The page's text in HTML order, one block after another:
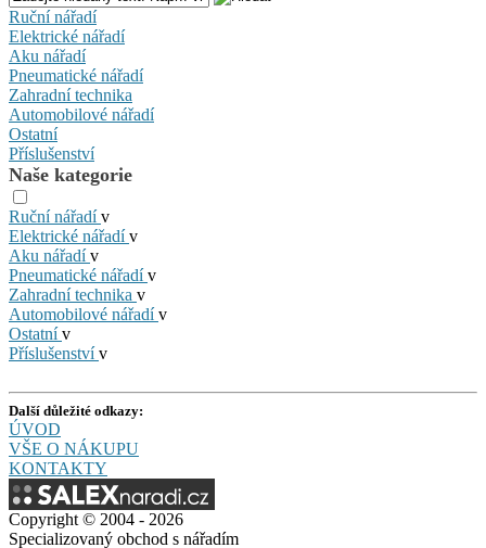
Ruční nářadí
Elektrické nářadí
Aku nářadí
Pneumatické nářadí
Zahradní technika
Automobilové nářadí
Ostatní
Příslušenství
Naše kategorie
Ruční nářadív
Elektrické nářadív
Aku nářadív
Pneumatické nářadív
Zahradní technika v
Automobilové nářadív
Ostatnív
Příslušenstvív
Další důležité odkazy:
ÚVOD
VŠE O NÁKUPU
KONTAKTY
Copyright © 2004 - 2026
Specializovaný obchod s nářadím